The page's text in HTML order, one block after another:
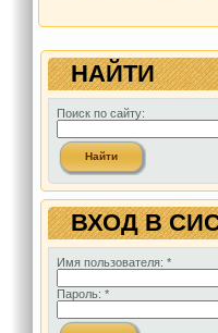
НАЙТИ
Поиск по сайту:
ВХОД В
Имя пользователя: *
Пароль: *